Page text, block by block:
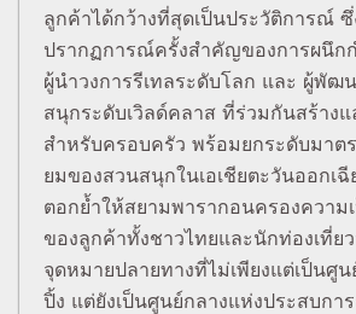
ลูกค้าได้กว้างที่สุดเป็นประวัติการณ์ ซึ่
ปรากฏการณ์ครั้งสำคัญของการผนึก
ผู้นำวงการรีเทลระดับโลก และ ผู้พัฒ
สนุกระดับเวิลด์คลาส ที่ร่วมกันสร้าง
สำหรับครอบครัว พร้อมยกระดับมาต
ยมของสวนสนุกในเอเชียตะวันออกเฉี
ตอกย้ำให้สยามพารากอนครองความ
ของลูกค้าทั้งชาวไทยและนักท่องเที่ย
จุดหมายปลายทางที่ไม่เพียงแต่เป็นศู
ปิ้ง แต่ยังเป็นศูนย์กลางแห่งประสบก